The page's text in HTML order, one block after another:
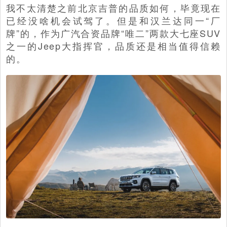
我不太清楚之前北京吉普的品质如何，毕竟现在
已经没啥机会试驾了。但是和汉兰达同一“厂
牌”的，作为广汽合资品牌“唯二”两款大七座SUV
之一的Jeep大指挥官，品质还是相当值得信赖
的。